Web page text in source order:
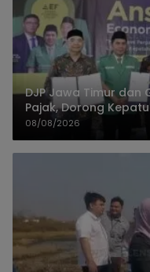
DJP Jawa Timur dan
Pajak, Dorong
UMKM
08/08/2026